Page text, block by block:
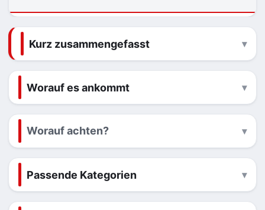
Kurz zusammengefasst
Worauf es ankommt
Worauf achten?
Passende Kategorien